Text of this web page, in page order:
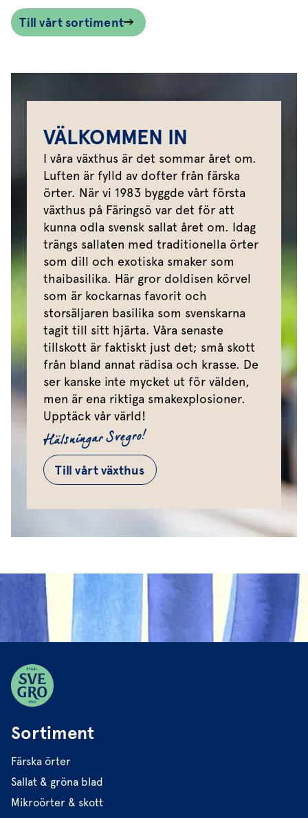
Till vårt sortiment
VÄLKOMMEN IN
I våra växthus är det sommar året om.
Luften är fylld av dofter från färska
örter. När vi 1983 byggde vårt första
växthus på Färingsö var det för att
kunna odla svensk sallat året om. Idag
trängs sallaten med traditionella örter
som dill och exotiska smaker som
thaibasilika. Här gror doldisen körvel
som är kockarnas favorit och
storsäljaren basilika som svenskarna
tagit till sitt hjärta. Våra senaste
tillskott är faktiskt just det; små skott
från bland annat rädisa och krasse. De
ser kanske inte mycket ut för välden,
men är ena riktiga smakexplosioner.
Upptäck vår värld!
Hälsningar Svegro!
Till vårt växthus
Sortiment
Färska örter
Sallat & gröna blad
Mikroörter & skott